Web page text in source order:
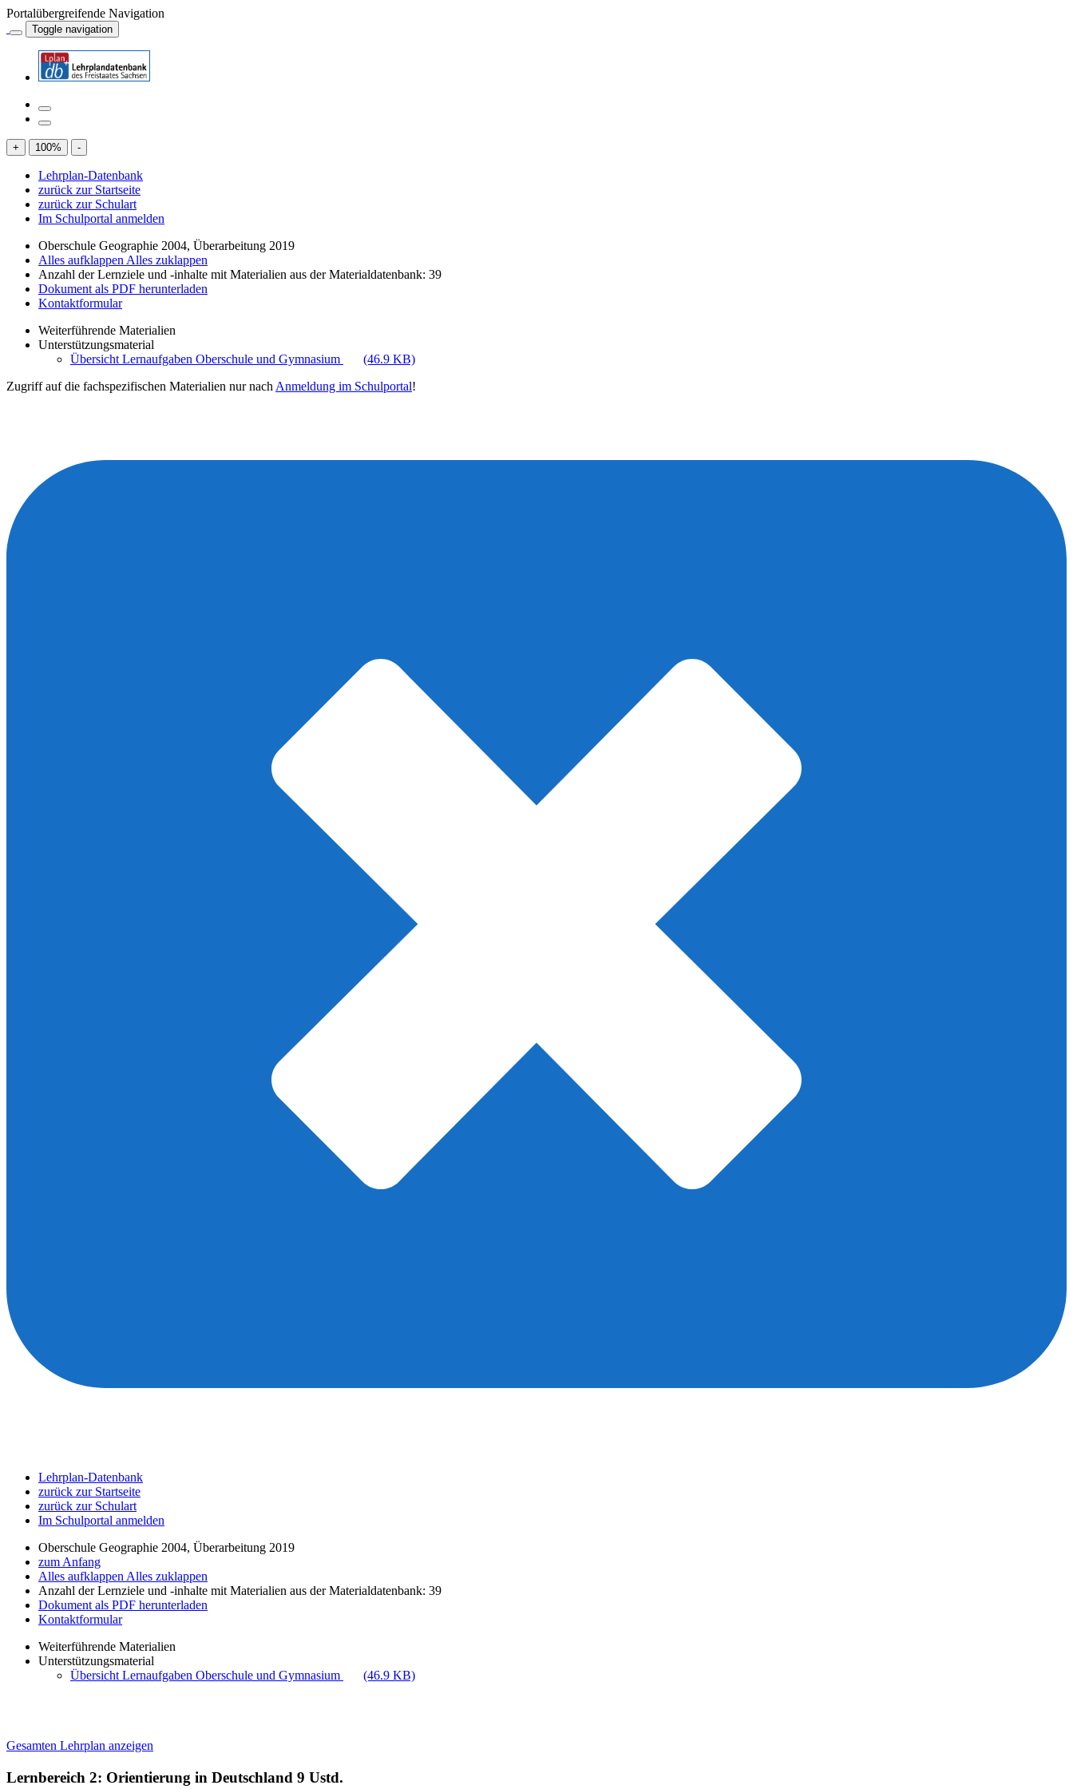
Portalübergreifende Navigation
Toggle navigation
+ 100% -
Lehrplan-Datenbank
zurück zur Startseite
zurück zur Schulart
Im Schulportal anmelden
Oberschule Geographie 2004, Überarbeitung 2019
Alles aufklappen Alles zuklappen
Anzahl der Lernziele und -inhalte mit Materialien aus der Materialdatenbank: 39
Dokument als PDF herunterladen
Kontaktformular
Weiterführende Materialien
Unterstützungsmaterial
Übersicht Lernaufgaben Oberschule und Gymnasium
(46.9 KB)
Zugriff auf die fachspezifischen Materialien nur nach Anmeldung im Schulportal!
Lehrplan-Datenbank
zurück zur Startseite
zurück zur Schulart
Im Schulportal anmelden
Oberschule Geographie 2004, Überarbeitung 2019
zum Anfang
Alles aufklappen Alles zuklappen
Anzahl der Lernziele und -inhalte mit Materialien aus der Materialdatenbank: 39
Dokument als PDF herunterladen
Kontaktformular
Weiterführende Materialien
Unterstützungsmaterial
Übersicht Lernaufgaben Oberschule und Gymnasium
(46.9 KB)
Gesamten Lehrplan anzeigen
Lernbereich 2: Orientierung in Deutschland 9 Ustd.